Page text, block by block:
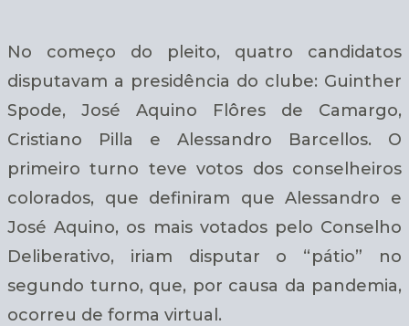
No começo do pleito, quatro candidatos
disputavam a presidência do clube: Guinther
Spode, José Aquino Flôres de Camargo,
Cristiano Pilla e Alessandro Barcellos. O
primeiro turno teve votos dos conselheiros
colorados, que definiram que Alessandro e
José Aquino, os mais votados pelo Conselho
Deliberativo, iriam disputar o “pátio” no
segundo turno, que, por causa da pandemia,
ocorreu de forma virtual.